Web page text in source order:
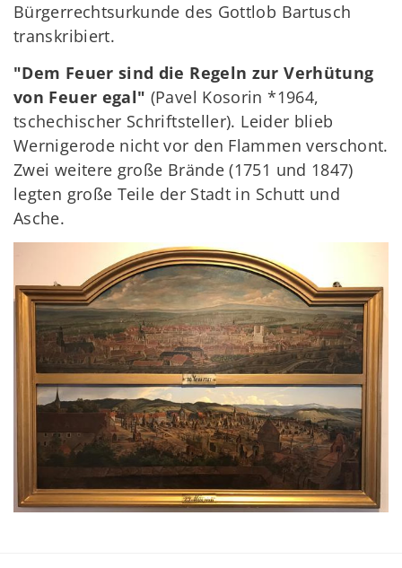
Bürgerrechtsurkunde des Gottlob Bartusch
transkribiert.
"Dem Feuer sind die Regeln zur Verhütung
von Feuer egal" (Pavel Kosorin *1964,
tschechischer Schriftsteller). Leider blieb
Wernigerode nicht vor den Flammen verschont.
Zwei weitere große Brände (1751 und 1847)
legten große Teile der Stadt in Schutt und
Asche.